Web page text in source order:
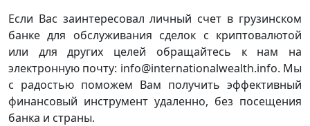
Если Вас заинтересовал личный счет в грузинском
банке для обслуживания сделок с криптовалютой
или для других целей обращайтесь к нам на
электронную почту: info@internationalwealth.info. Мы
с радостью поможем Вам получить эффективный
финансовый инструмент удаленно, без посещения
банка и страны.